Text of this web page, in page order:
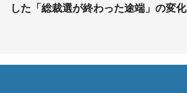
した「総裁選が終わった途端」の変化